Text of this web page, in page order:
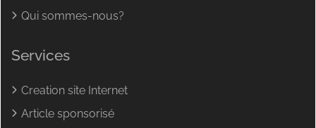
Qui sommes-nous?
Services
Creation site Internet
Article sponsorisé